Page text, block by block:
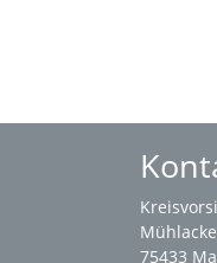
75433